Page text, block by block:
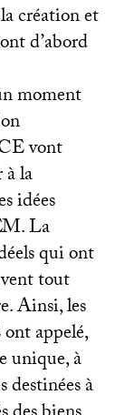
création et
d’abord
moment
vont
la
idées
. La
qui ont
tout
Ainsi, les
ont appelé,
unique, à
destinées à